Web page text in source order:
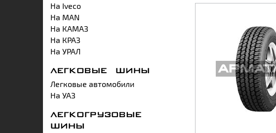
На Iveco
На MAN
На КАМАЗ
На КРАЗ
На УРАЛ
ЛЕГКОВЫЕ ШИНЫ
Легковые автомобили
На УАЗ
ЛЕГКОГРУЗОВЫЕ
ШИНЫ